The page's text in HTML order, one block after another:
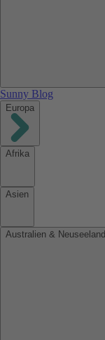
Sunny Blog
Europa
Afrika
Asien
Australien & Neuseeland